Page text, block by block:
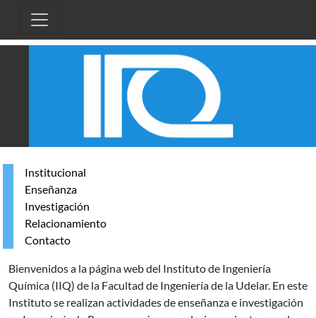
Institucional
Enseñanza
Investigación
Relacionamiento
Contacto
Bienvenidos a la página web del Instituto de Ingeniería
Química (IIQ) de la Facultad de Ingeniería de la Udelar. En este
Instituto se realizan actividades de enseñanza e investigación